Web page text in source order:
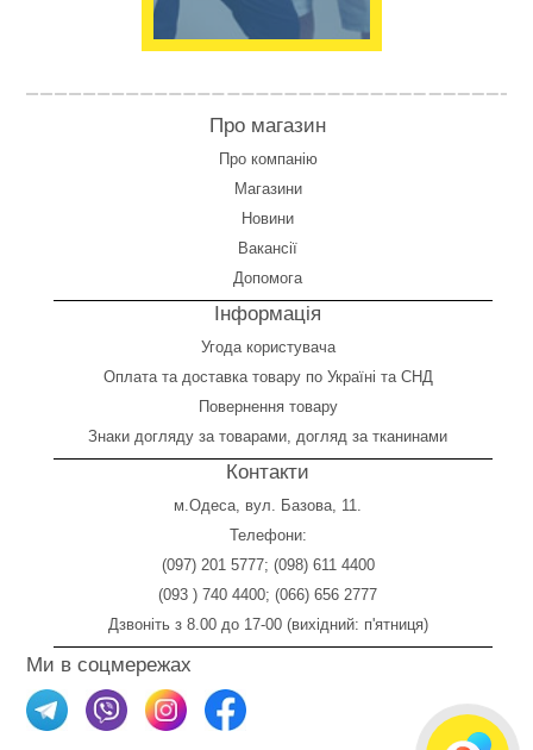
Про магазин
Про компанію
Магазини
Новини
Вакансії
Допомога
Інформація
Угода користувача
Оплата та доставка товару по Україні та СНД
Повернення товару
Знаки догляду за товарами, догляд за тканинами
Контакти
м.Одеса, вул. Базова, 11.
Телефони:
(097) 201 5777; (098) 611 4400
(093 ) 740 4400; (066) 656 2777
Дзвоніть з 8.00 до 17-00 (вихідний: п'ятниця)
Ми в соцмережах